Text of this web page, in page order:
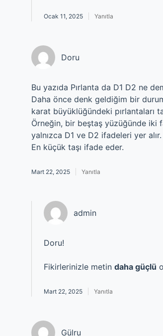
Ocak 11, 2025 Yanıtla
Doru
Bu yazıda Pırlanta da D1 D2 ne
Daha önce denk geldiğim bir
karat büyüklüğündeki pırlantaları
Örneğin, bir beştaş yüzüğünde iki
yalnızca D1 ve D2 ifadeleri yer
En küçük taşı ifade eder.
Mart 22, 2025 Yanıtla
admin
Doru!
Fikirlerinizle metin daha güçlü
Mart 22, 2025 Yanıtla
Gülru